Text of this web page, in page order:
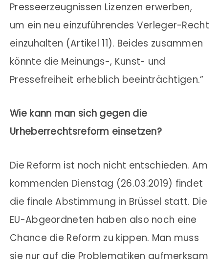
Presseerzeugnissen Lizenzen erwerben,
um ein neu einzuführendes Verleger-Recht
einzuhalten (Artikel 11). Beides zusammen
könnte die Meinungs-, Kunst- und
Pressefreiheit erheblich beeinträchtigen.”
Wie kann man sich gegen die
Urheberrechtsreform einsetzen?
Die Reform ist noch nicht entschieden. Am
kommenden Dienstag (26.03.2019) findet
die finale Abstimmung in Brüssel statt. Die
EU-Abgeordneten haben also noch eine
Chance die Reform zu kippen. Man muss
sie nur auf die Problematiken aufmerksam